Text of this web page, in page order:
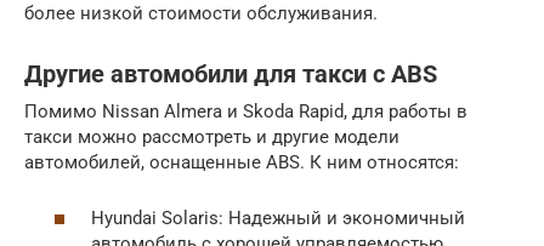
более низкой стоимости обслуживания.
Другие автомобили для такси с ABS
Помимо Nissan Almera и Skoda Rapid, для работы в
такси можно рассмотреть и другие модели
автомобилей, оснащенные ABS. К ним относятся:
Hyundai Solaris: Надежный и экономичный